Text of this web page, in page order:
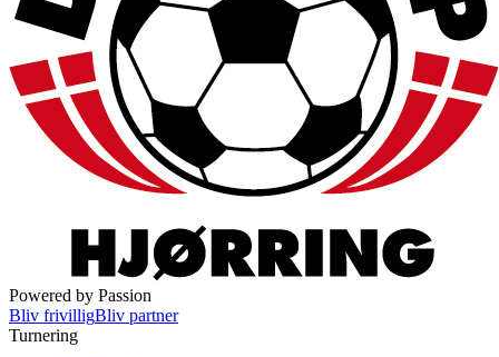
Powered by Passion
Bliv frivilligBliv partner
Turnering